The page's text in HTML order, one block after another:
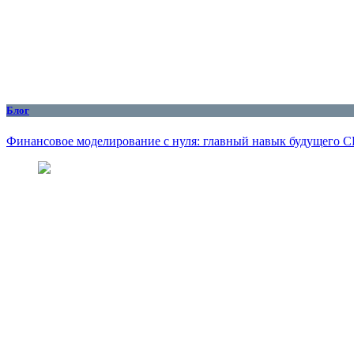
Блог
Финансовое моделирование с нуля: главный навык будущего